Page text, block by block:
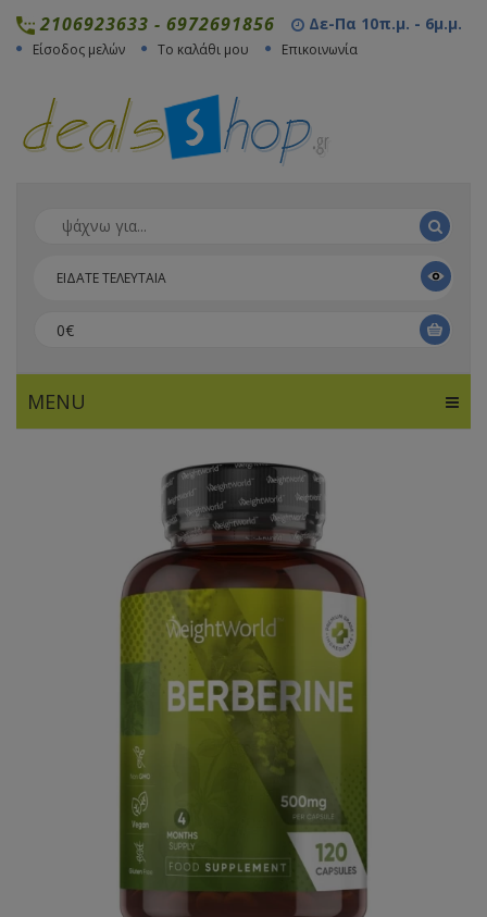
2106923633 - 6972691856 Δε-Πα 10π.μ. - 6μ.μ.
Είσοδος μελών Το καλάθι μου Επικοινωνία
ΕΙΔΑΤΕ ΤΕΛΕΥΤΑΙΑ
0€
MENU